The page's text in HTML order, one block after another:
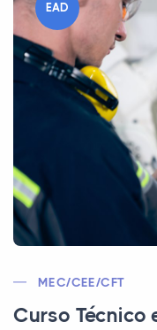
EAD
MEC/CEE/CFT
Curso Técnico